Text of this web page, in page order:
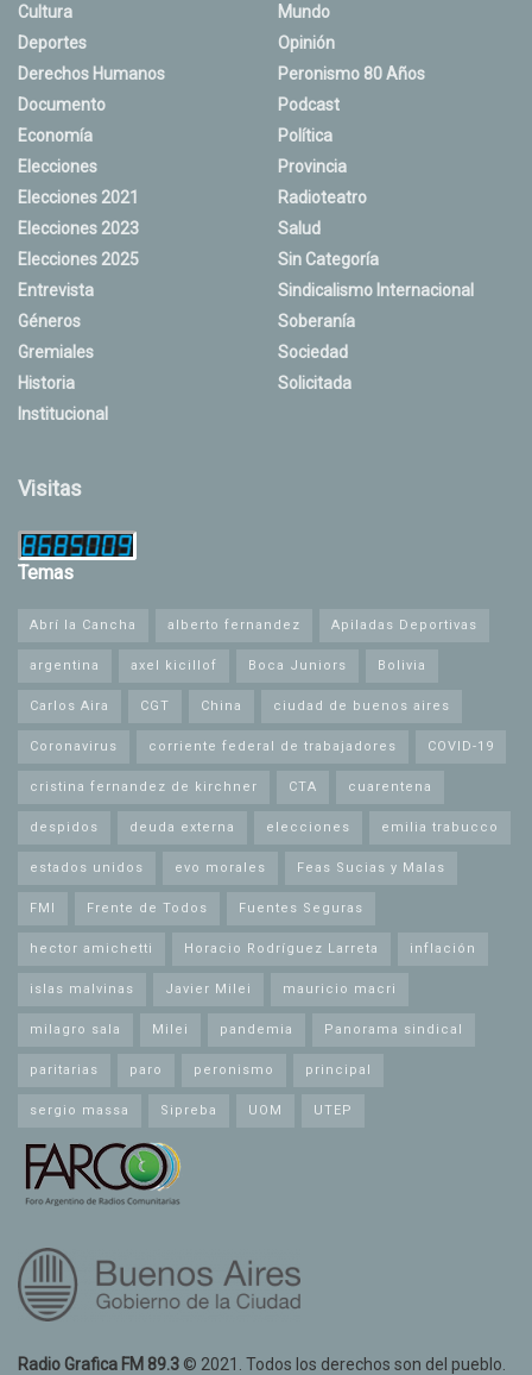
Cultura
Deportes
Derechos Humanos
Documento
Economía
Elecciones
Elecciones 2021
Elecciones 2023
Elecciones 2025
Entrevista
Géneros
Gremiales
Historia
Institucional
Mundo
Opinión
Peronismo 80 Años
Podcast
Política
Provincia
Radioteatro
Salud
Sin Categoría
Sindicalismo Internacional
Soberanía
Sociedad
Solicitada
Visitas
Temas
Abrí la Cancha alberto fernandez Apiladas Deportivas
argentina axel kicillof Boca Juniors Bolivia
Carlos Aira CGT China ciudad de buenos aires
Coronavirus corriente federal de trabajadores COVID-19
cristina fernandez de kirchner CTA cuarentena
despidos deuda externa elecciones emilia trabucco
estados unidos evo morales Feas Sucias y Malas
FMI Frente de Todos Fuentes Seguras
hector amichetti Horacio Rodríguez Larreta inflación
islas malvinas Javier Milei mauricio macri
milagro sala Milei pandemia Panorama sindical
paritarias paro peronismo principal
sergio massa Sipreba UOM UTEP
Radio Grafica FM 89.3 © 2021. Todos los derechos son del pueblo.